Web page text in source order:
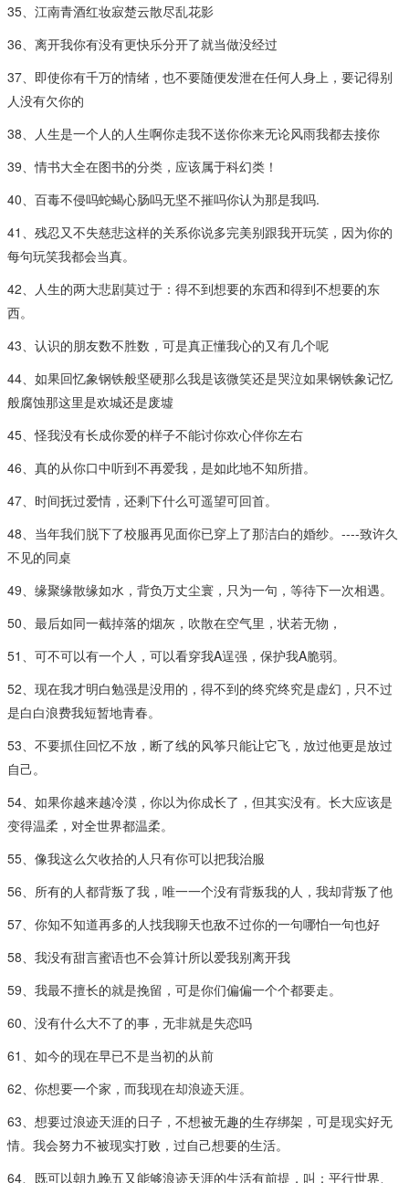
35、江南青酒红妆寂楚云散尽乱花影
36、离开我你有没有更快乐分开了就当做没经过
37、即使你有千万的情绪，也不要随便发泄在任何人身上，要记得别
人没有欠你的
38、人生是一个人的人生啊你走我不送你你来无论风雨我都去接你
39、情书大全在图书的分类，应该属于科幻类！
40、百毒不侵吗蛇蝎心肠吗无坚不摧吗你认为那是我吗.
41、残忍又不失慈悲这样的关系你说多完美别跟我开玩笑，因为你的
每句玩笑我都会当真。
42、人生的两大悲剧莫过于：得不到想要的东西和得到不想要的东
西。
43、认识的朋友数不胜数，可是真正懂我心的又有几个呢
44、如果回忆象钢铁般坚硬那么我是该微笑还是哭泣如果钢铁象记忆
般腐蚀那这里是欢城还是废墟
45、怪我没有长成你爱的样子不能讨你欢心伴你左右
46、真的从你口中听到不再爱我，是如此地不知所措。
47、时间抚过爱情，还剩下什么可遥望可回首。
48、当年我们脱下了校服再见面你已穿上了那洁白的婚纱。----致许久
不见的同桌
49、缘聚缘散缘如水，背负万丈尘寰，只为一句，等待下一次相遇。
50、最后如同一截掉落的烟灰，吹散在空气里，状若无物，
51、可不可以有一个人，可以看穿我A逞强，保护我A脆弱。
52、现在我才明白勉强是没用的，得不到的终究终究是虚幻，只不过
是白白浪费我短暂地青春。
53、不要抓住回忆不放，断了线的风筝只能让它飞，放过他更是放过
自己。
54、如果你越来越冷漠，你以为你成长了，但其实没有。长大应该是
变得温柔，对全世界都温柔。
55、像我这么欠收拾的人只有你可以把我治服
56、所有的人都背叛了我，唯一一个没有背叛我的人，我却背叛了他
57、你知不知道再多的人找我聊天也敌不过你的一句哪怕一句也好
58、我没有甜言蜜语也不会算计所以爱我别离开我
59、我最不擅长的就是挽留，可是你们偏偏一个个都要走。
60、没有什么大不了的事，无非就是失恋吗
61、如今的现在早已不是当初的从前
62、你想要一个家，而我现在却浪迹天涯。​
63、想要过浪迹天涯的日子，不想被无趣的生存绑架，可是现实好无
情。我会努力不被现实打败，过自己想要的生活。
64、既可以朝九晚五又能够浪迹天涯的生活有前提，叫：平行世界、